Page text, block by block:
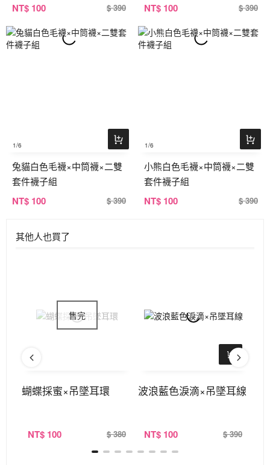
NT$ 100 $ 390 NT$ 100 $ 390
1/6
兔貓白色毛襪×中筒襪×二雙
套件襪子組
NT$ 100 $ 390
1/6
小熊白色毛襪×中筒襪×二雙
套件襪子組
NT$ 100 $ 390
其他人也買了
蝴蝶採蜜×吊墜耳環
NT$ 100 $ 380
波浪藍色淚滴×吊墜耳線
NT$ 100 $ 390